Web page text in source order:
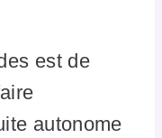
est de
autonome